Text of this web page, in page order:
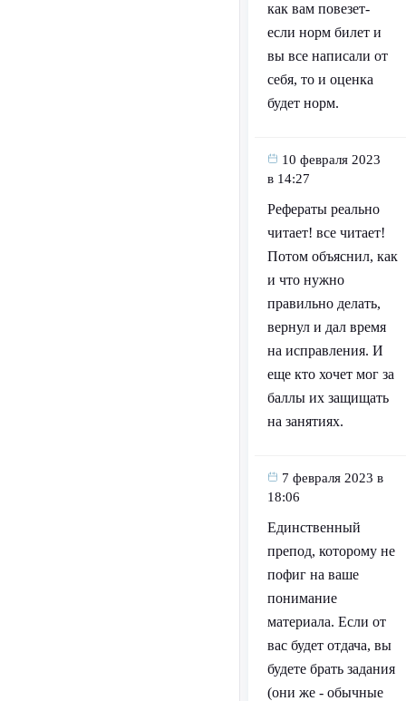
как вам повезет-
если норм билет и
вы все написали от
себя, то и оценка
будет норм.
10 февраля 2023
в 14:27
Рефераты реально
читает! все читает!
Потом объяснил, как
и что нужно
правильно делать,
вернул и дал время
на исправления. И
еще кто хочет мог за
баллы их защищать
на занятиях.
7 февраля 2023 в
18:06
Единственный
препод, которому не
пофиг на ваше
понимание
материала. Если от
вас будет отдача, вы
будете брать задания
(они же - обычные